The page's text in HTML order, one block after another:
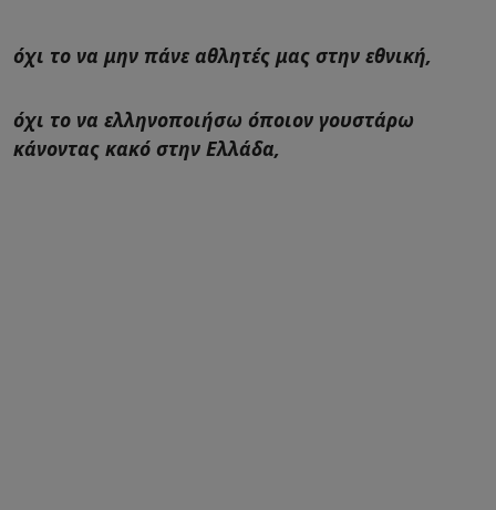
όχι το να μην πάνε αθλητές μας στην εθνική,
όχι το να ελληνοποιήσω όποιον γουστάρω
κάνοντας κακό στην Ελλάδα,